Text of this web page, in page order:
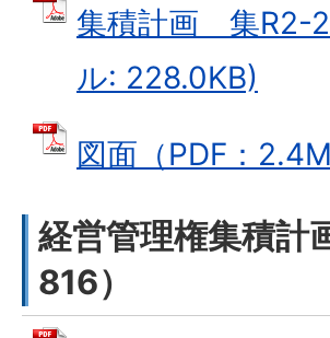
集積計画 集R2-2
ル: 228.0KB)
図面（PDF：
経営管理権集積
816）